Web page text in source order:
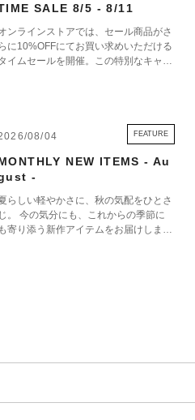
TIME SALE 8/5 - 8/11
ンラインストアでは、セール商品がさ
らに10%OFFにてお買い求めいただける
イムセールを開催。この特別なキャン
08/04 FEATURE
NEW ITEMS - Au
-
らしい軽やかさに、秋の気配をひとさ
じ。 今の気分にも、これからの季節に
も寄り添う新作アイテムをお届けしま